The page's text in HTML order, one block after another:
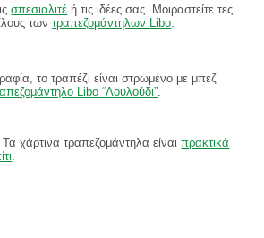
σπεσιαλιτέ ή τις ιδέες σας. Μοιραστείτε τες
τωντραπεζομάντηλων Libo.
το τραπέζι είναι στρωμένο με μπεζ
Libo “Λουλούδι”.
χάρτινα τραπεζομάντηλα είναιπρακτικά
.